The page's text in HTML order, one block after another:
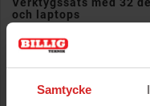
Samtycke
och laptops
-
-
-
-